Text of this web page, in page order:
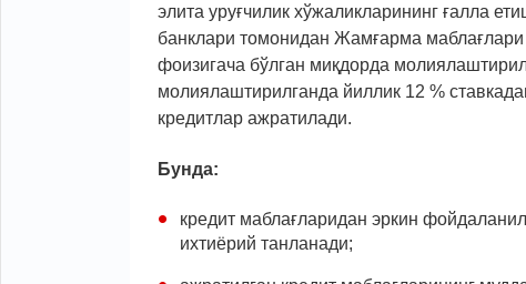
элита уруғчилик хўжаликларининг ғалла
банклари томонидан Жамғарма
фоизигача бўлган миқдорда
молиялаштирилганда йиллик 12 %
кредитлар ажратилади.
Бунда:
кредит маблағларидан эркин
ихтиёрий танланади;